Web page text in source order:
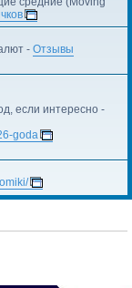
- Отзывы
если интересно -
goda